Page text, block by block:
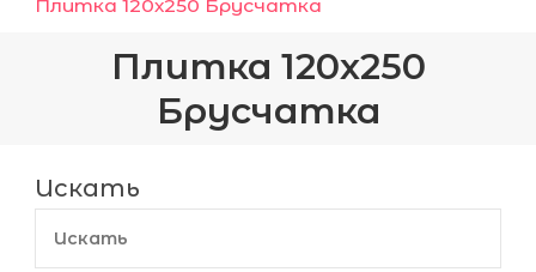
Плитка 120х250 Брусчатка
Плитка 120х250
Брусчатка
Искать